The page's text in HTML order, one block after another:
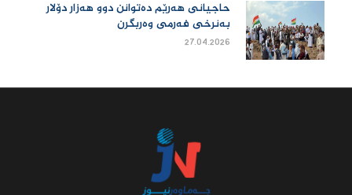
حاجیانی هەرێم دەتوانن دوو هەزار دۆلار
بەنرخی فەرمی وەربگرن
27.04.2026